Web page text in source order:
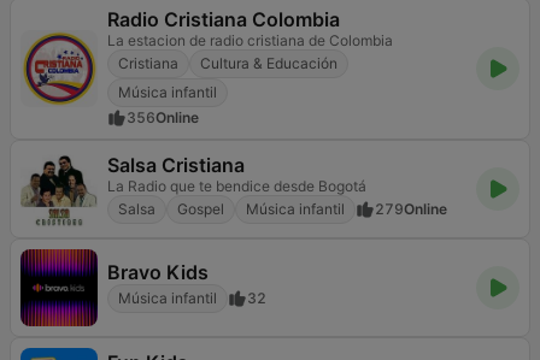
Radio Cristiana Colombia
La estacion de radio cristiana de Colombia
Cristiana
Cultura & Educación
Música infantil
356Online
Salsa Cristiana
La Radio que te bendice desde Bogotá
Salsa
Gospel Música infantil 279Online
Bravo Kids
Música infantil 32